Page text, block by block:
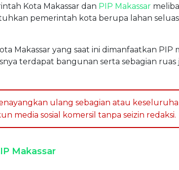
Kota Makassar dan PIP Makassar
pemerintah kota berupa lahan seluas
Makassar yang saat ini dimanfaatkan PIP
terdapat bangunan serta sebagian ruas
ulang sebagian atau
media sosial komersil tanpa seizin redaksi.
Makassar